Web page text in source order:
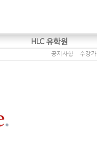
HLC 유학원
공지사항 수강